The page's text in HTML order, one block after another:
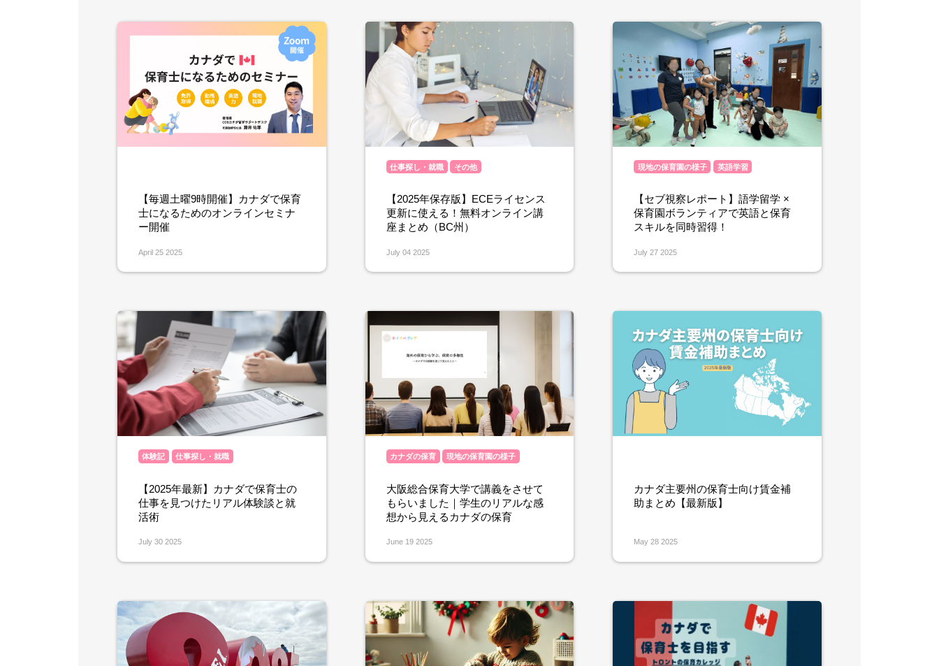
【毎週土曜9時開催】カナダで保育
士になるためのオンラインセミナ
ー開催
April 25 2025
仕事探し・就職 その他
【2025年保存版】ECEライセンス
更新に使える！無料オンライン講
座まとめ（BC州）
July 04 2025
現地の保育園の様子 英語学習
【セブ視察レポート】語学留学 ×
保育園ボランティアで英語と保育
スキルを同時習得！
July 27 2025
体験記 仕事探し・就職
【2025年最新】カナダで保育士の
仕事を見つけたリアル体験談と就
活術
July 30 2025
カナダの保育 現地の保育園の様子
大阪総合保育大学で講義をさせて
もらいました｜学生のリアルな感
想から見えるカナダの保育
June 19 2025
カナダ主要州の保育士向け賃金補
助まとめ【最新版】
May 28 2025